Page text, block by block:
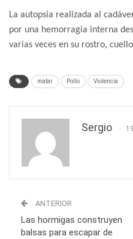
La autopsia realizada al
por una hemorragia interna
varias veces en su rostro,
matar Pollo Violencia
Sergio
ANTERIOR
Las hormigas construyen
balsas para escapar de